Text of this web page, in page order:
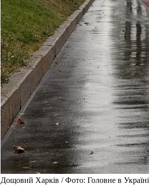
Дощовий Харків / Фото: Головне в Україні